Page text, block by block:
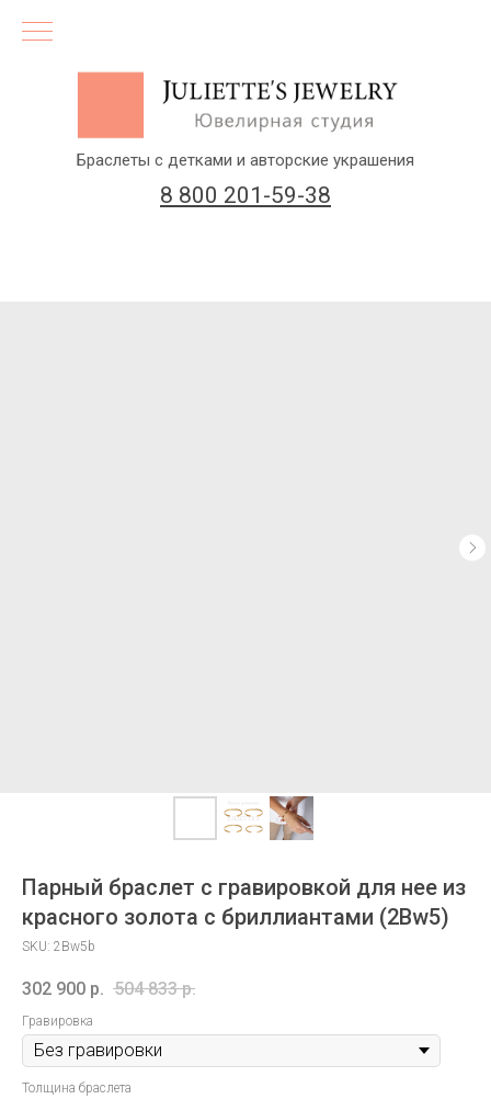
8 800 201-59-38
Браслеты с детками и авторские украшения
Парный браслет с гравировкой для нее из
красного золота с бриллиантами (2Bw5)
SKU: 2Bw5b
302 900 р. 504 833 р.
Гравировка
Толщина браслета